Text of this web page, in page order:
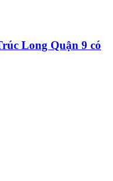
Long Quận 9 có